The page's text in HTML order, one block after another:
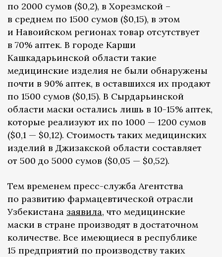
по 2000 сумов ($0,2), в Хорезмской –
в среднем по 1500 сумов ($0,15), в этом
и Навоийском регионах товар отсутствует
в 70% аптек. В городе Карши
Кашкадарьинской области такие
медицинские изделия не были обнаружены
почти в 90% аптек, в оставшихся их продают
по 1500 сумов ($0,15). В Сырдарьинской
области маски остались лишь в 10-15% аптек,
которые реализуют их по 1000 — 1200 сумов
($0,1 — $0,12). Стоимость таких медицинских
изделий в Джизакской области составляет
от 500 до 5000 сумов ($0,05 — $0,52).
Тем временем пресс-служба Агентства
по развитию фармацевтической отрасли
Узбекистана заявила, что медицинские
маски в стране производят в достаточном
количестве. Все имеющиеся в республике
15 предприятий по производству таких